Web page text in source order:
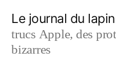
contenu
Le journal du lapin
trucs Apple, des
bizarres